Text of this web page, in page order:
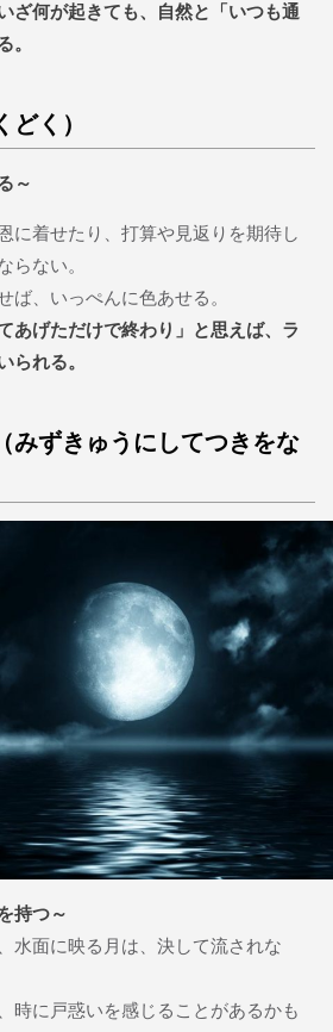
ざ何が起きても、自然と「いつも通
。
どく）
～
に着せたり、打算や見返りを期待し
らない。
ば、いっぺんに色あせる。
あげただけで終わり」と思えば、ラ
られる。
みずきゅうにしてつきをな
持つ～
水面に映る月は、決して流されな
時に戸惑いを感じることがあるかも